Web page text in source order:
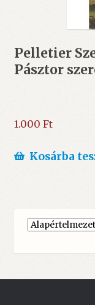
Pelletier
Pásztor
1.000 Ft
Kosárba